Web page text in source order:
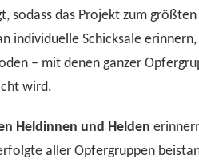
sodass das Projekt zum
individuelle Schicksale
– mit denen ganzer
wird.
Heldinnen und Helden
aller Opfergruppen